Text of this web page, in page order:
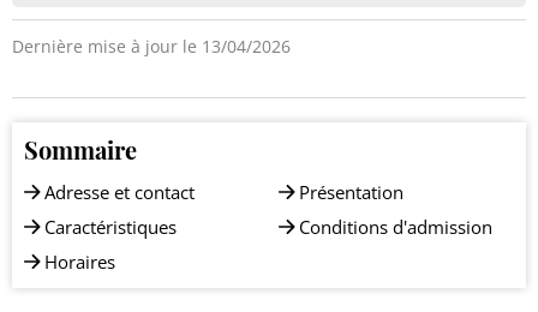
Dernière mise à jour le 13/04/2026
Sommaire
Adresse et contact
Caractéristiques
Horaires
Présentation
Conditions d'admission